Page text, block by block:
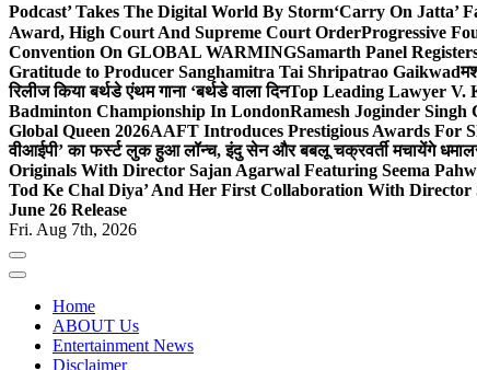
Podcast’ Takes The Digital World By Storm‘Carry On Jatta’
Award, High Court And Supreme Court OrderProgressive
Convention On GLOBAL WARMINGSamarth Panel
Gratitude to Producer Sanghamitra Tai Shripatrao Gaikwad
रिलीज किया बर्थडे एंथम गाना ‘बर्थडे वाला दिनTop Leading Lawyer V.
Badminton Championship In LondonRamesh Joginder
Global Queen 2026AAFT Introduces Prestigious Awards For
वीआईपी’ का फर्स्ट लुक हुआ लॉन्च, इंदु सेन और बबलू चक्रवर्ती मचायेंगे धमाल
Originals With Director Sajan Agarwal Featuring Seema
Tod Ke Chal Diya’ And Her First Collaboration With Director
June 26 Release
Fri. Aug 7th, 2026
Home
ABOUT Us
Entertainment News
Disclaimer